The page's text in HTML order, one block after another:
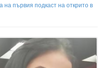
на първия подкаст на открито в